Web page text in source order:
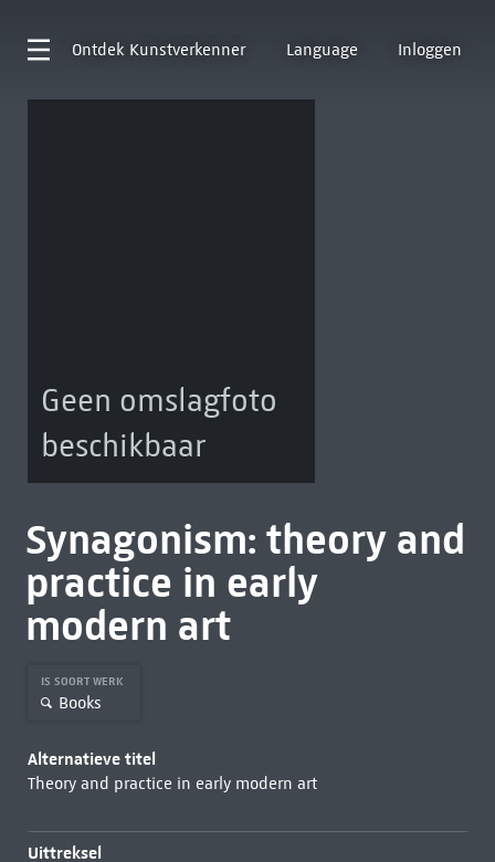
Ontdek Kunstverkenner Language Inloggen
Geen omslagfoto
beschikbaar
Synagonism: theory and
practice in early
modern art
IS SOORT WERK
Books
Alternatieve titel
Theory and practice in early modern art
Uittreksel